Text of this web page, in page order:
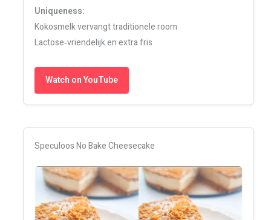
Uniqueness:
Kokosmelk vervangt traditionele room
Lactose‑vriendelijk en extra fris
Watch on YouTube
Speculoos No Bake Cheesecake